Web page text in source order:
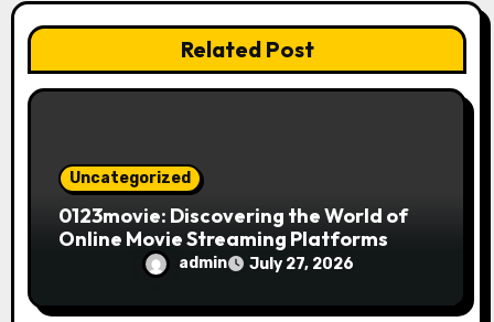
i
o
n
Related Post
Uncategorized
0123movie: Discovering the World of
Online Movie Streaming Platforms
admin July 27, 2026